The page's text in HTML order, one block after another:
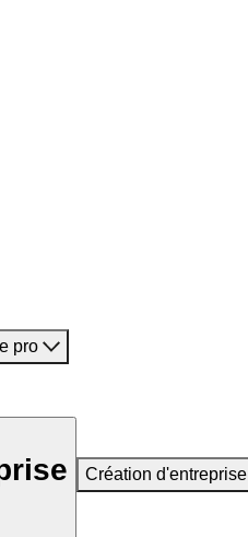
pro
Création d'entreprise